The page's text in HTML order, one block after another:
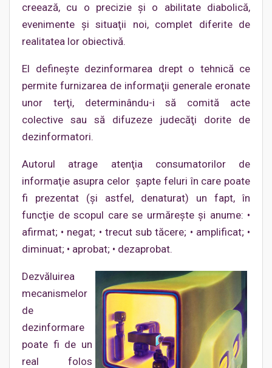
creează, cu o precizie şi o abilitate diabolică,
evenimente şi situaţii noi, complet diferite de
realitatea lor obiectivă.
El defineşte dezinformarea drept o tehnică ce
permite furnizarea de informaţii generale eronate
unor terţi, determinându-i să comită acte
colective sau să difuzeze judecăţi dorite de
dezinformatori.
Autorul atrage atenţia consumatorilor de
informaţie asupra celor şapte feluri în care poate
fi prezentat (şi astfel, denaturat) un fapt, în
funcţie de scopul care se urmăreşte şi anume: •
afirmat; • negat; • trecut sub tăcere; • amplificat; •
diminuat; • aprobat; • dezaprobat.
Dezvăluirea
mecanismelor
de
dezinformare
poate fi de un
real folos